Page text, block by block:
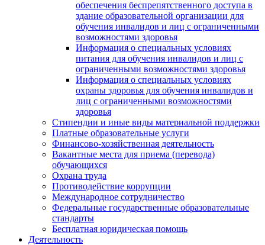
обеспечения беспрепятственного доступа в
здание образовательной организации для
обучения инвалидов и лиц с ограниченными
возможностями здоровья
Информация о специальных условиях
питания для обучения инвалидов и лиц с
ограниченными возможностями здоровья
Информация о специальных условиях
охраны здоровья для обучения инвалидов и
лиц с ограниченными возможностями
здоровья
Стипендии и иные виды материальной поддержки
Платные образовательные услуги
Финансово-хозяйственная деятельность
Вакантные места для приема (перевода)
обучающихся
Охрана труда
Противодействие коррупции
Международное сотрудничество
Федеральные государственные образовательные
стандарты
Бесплатная юридическая помощь
Деятельность